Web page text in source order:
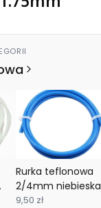
Rurka teflonowa
2/4mm niebieska
9,50 zł